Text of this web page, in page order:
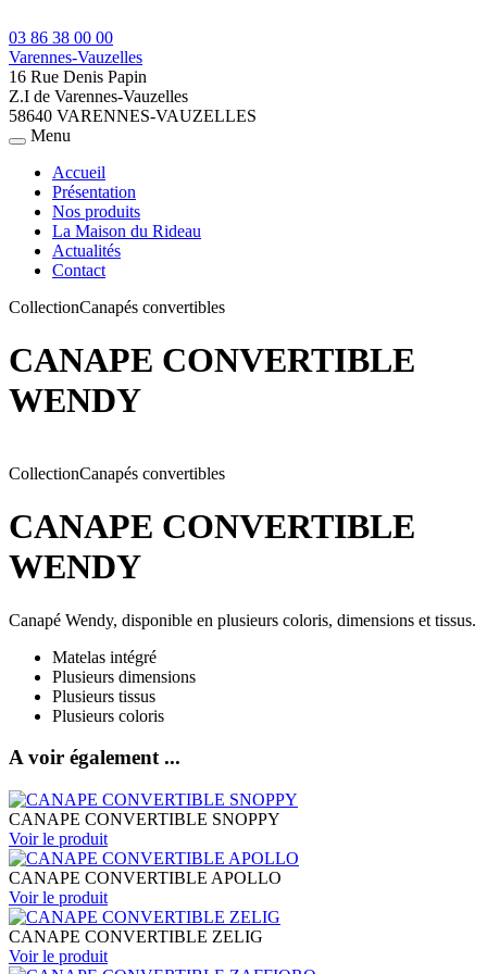
03 86 38 00 00
Varennes-Vauzelles
16 Rue Denis Papin
Z.I de Varennes-Vauzelles
58640 VARENNES-VAUZELLES
Menu
Accueil
Présentation
Nos produits
La Maison du Rideau
Actualités
Contact
CollectionCanapés convertibles
CANAPE CONVERTIBLE
WENDY
CollectionCanapés convertibles
CANAPE CONVERTIBLE
WENDY
Canapé Wendy, disponible en plusieurs coloris, dimensions et tissus.
Matelas intégré
Plusieurs dimensions
Plusieurs tissus
Plusieurs coloris
A voir également ...
CANAPE CONVERTIBLE SNOPPY
Voir le produit
CANAPE CONVERTIBLE APOLLO
Voir le produit
CANAPE CONVERTIBLE ZELIG
Voir le produit